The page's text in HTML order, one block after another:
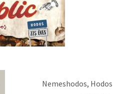
Nemeshodos, Hodos